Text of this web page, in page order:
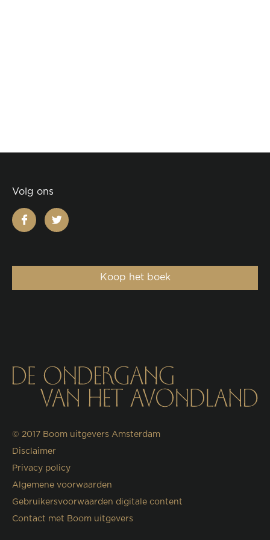
Volg ons
facebooktwitter
Koop het boek
© 2017 Boom uitgevers Amsterdam
Disclaimer
Privacy policy
Algemene voorwaarden
Gebruikersvoorwaarden digitale content
Contact met Boom uitgevers